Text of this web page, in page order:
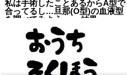
私は手術したことあるからA型で
合ってるし…旦那(O型)の血液型
を調べてみよう」→ 結果・・・
【悲報】 ヒコロヒー コンビニ
で割引おにぎりは〝絶対買わな
い〟理由で炎上ｗｗｗ
【画像】こんな感じのクルマ
で車中泊旅したいよな？？？